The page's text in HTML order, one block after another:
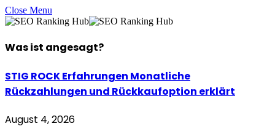
Close Menu
Was ist angesagt?
STIG ROCK Erfahrungen Monatliche
Rückzahlungen und Rückkaufoption erklärt
August 4, 2026